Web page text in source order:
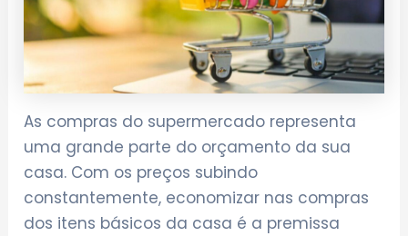
As compras do supermercado representa
uma grande parte do orçamento da sua
casa. Com os preços subindo
constantemente, economizar nas compras
dos itens básicos da casa é a premissa